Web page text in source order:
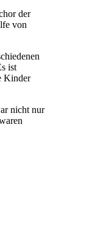
der
von
ist
Kinder
nicht nur